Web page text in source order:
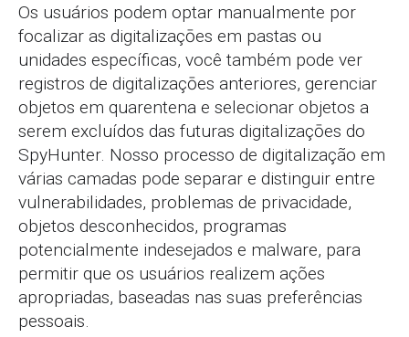
Os usuários podem optar manualmente por
focalizar as digitalizaçōes em pastas ou
unidades específicas, você também pode ver
registros de digitalizaçōes anteriores, gerenciar
objetos em quarentena e selecionar objetos a
serem excluídos das futuras digitalizaçōes do
SpyHunter. Nosso processo de digitalização em
várias camadas pode separar e distinguir entre
vulnerabilidades, problemas de privacidade,
objetos desconhecidos, programas
potencialmente indesejados e malware, para
permitir que os usuários realizem ações
apropriadas, baseadas nas suas preferências
pessoais.